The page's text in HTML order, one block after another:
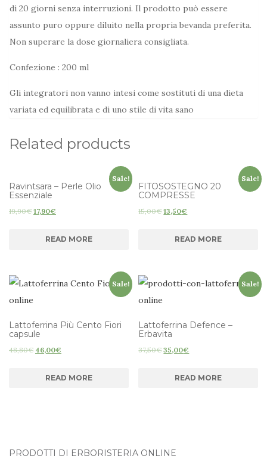
di 20 giorni senza interruzioni. Il prodotto può essere
assunto puro oppure diluito nella propria bevanda preferita.
Non superare la dose giornaliera consigliata.
Confezione : 200 ml
Gli integratori non vanno intesi come sostituti di una dieta
variata ed equilibrata e di uno stile di vita sano
Related products
Sale!
Ravintsara – Perle Olio
Essenziale
19,90€ 17,90€
READ MORE
Sale!
FITOSOSTEGNO 20
COMPRESSE
15,00€ 13,50€
READ MORE
Sale!
Lattoferrina Più Cento Fiori
capsule
48,80€ 46,00€
READ MORE
Sale!
Lattoferrina Defence –
Erbavita
37,50€ 35,00€
READ MORE
PRODOTTI DI ERBORISTERIA ONLINE